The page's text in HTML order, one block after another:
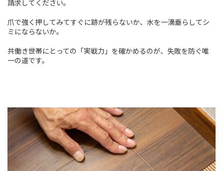
請求してください。
爪で強く押してみてすぐに跡が残らないか、水を一滴垂らしてシ
ミにならないか。
共働き世帯にとっての「実戦力」を確かめるのが、失敗を防ぐ唯
一の道です。